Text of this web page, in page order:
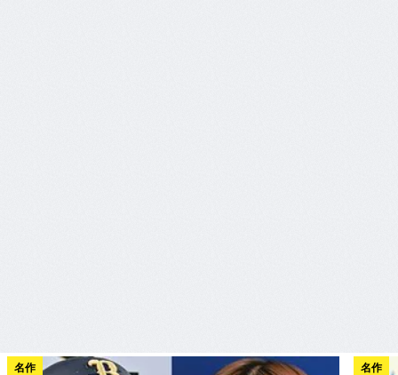
名作 名作